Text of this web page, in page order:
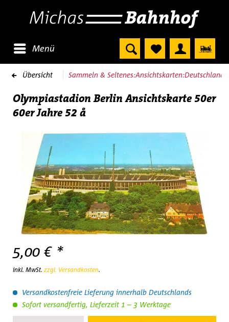
Menü
Übersicht Sammeln &
Olympiastadion Berlin Ansichtskarte 50er
60er Jahre 52 å
5,00 € *
inkl. MwSt. zzgl. Versandkosten.
Versandkostenfreie Lieferung innerhalb Deutschlands
Sofort versandfertig, Lieferzeit 1 – 3 Werktage